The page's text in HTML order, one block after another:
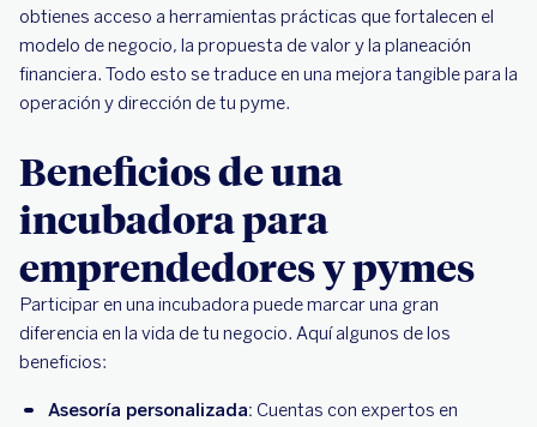
obtienes acceso a herramientas prácticas que fortalecen el
modelo de negocio, la propuesta de valor y la planeación
financiera. Todo esto se traduce en una mejora tangible para la
operación y dirección de tu pyme.
Beneficios de una
incubadora para
emprendedores y pymes
Participar en una incubadora puede marcar una gran
diferencia en la vida de tu negocio. Aquí algunos de los
beneficios:
Asesoría personalizada: Cuentas con expertos en